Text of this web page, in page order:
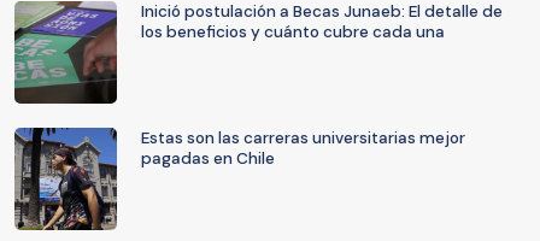
Inició postulación a Becas Junaeb: El detalle de
los beneficios y cuánto cubre cada una
Estas son las carreras universitarias mejor
pagadas en Chile